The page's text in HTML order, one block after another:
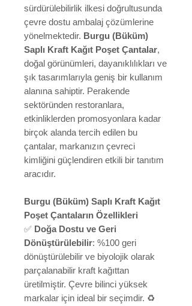
sürdürülebilirlik ilkesi doğrultusunda
çevre dostu ambalaj çözümlerine
yönelmektedir. Burgu (Büküm)
Saplı Kraft Kağıt Poşet Çantalar,
doğal görünümleri, dayanıklılıkları ve
şık tasarımlarıyla geniş bir kullanım
alanına sahiptir. Perakende
sektöründen restoranlara,
etkinliklerden promosyonlara kadar
birçok alanda tercih edilen bu
çantalar, markanızın çevreci
kimliğini güçlendiren etkili bir tanıtım
aracıdır.
Burgu (Büküm) Saplı Kraft Kağıt
Poşet Çantaların Özellikleri
✅ Doğa Dostu ve Geri
Dönüştürülebilir: %100 geri
dönüştürülebilir ve biyolojik olarak
parçalanabilir kraft kağıttan
üretilmiştir. Çevre bilinci yüksek
markalar için ideal bir seçimdir. ♻️